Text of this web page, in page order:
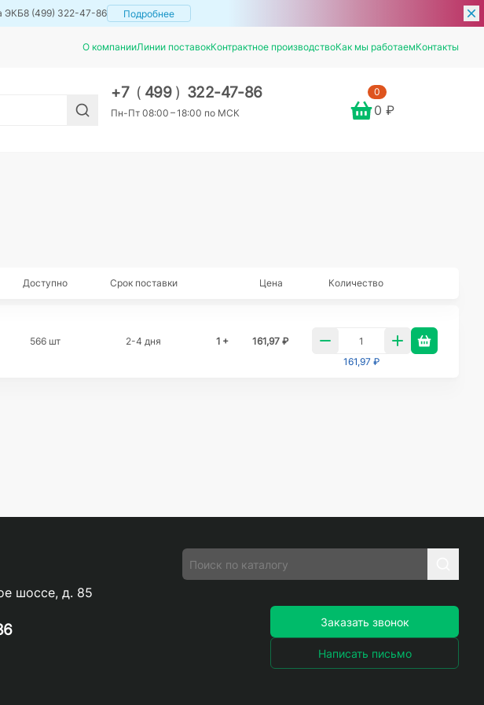
ЭКБ8 (499) 322-47-86 Подробнее
О компанииЛинии поставокКонтрактное производствоКак мы работаемКонтакты
+7 ( 499 ) 322-47-86
Пн-Пт 08:00 – 18:00 по МСК
0
0 ₽
Доступно Срок поставки Цена Количество
566 шт 2-4 дня 1 +
161,97 ₽
161,97 ₽
шоссе, д. 85
Заказать звонок
Написать письмо